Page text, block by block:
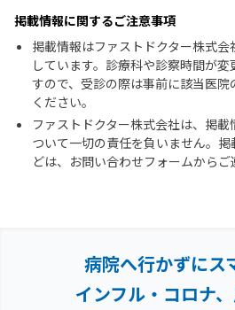
掲載情報に関するご注意事項
掲載情報はファストドクター株式
しています。診療科や診察時間が
すので、受診の際は事前に該当医
ください。
ファストドクター株式会社は、掲
ついて一切の責任を負いません。
どは、お問い合わせフォームからご
病院へ行かずにス
インフル・コロナ、